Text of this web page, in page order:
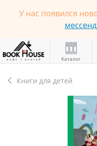
У нас появился
Каталог
Книги для детей